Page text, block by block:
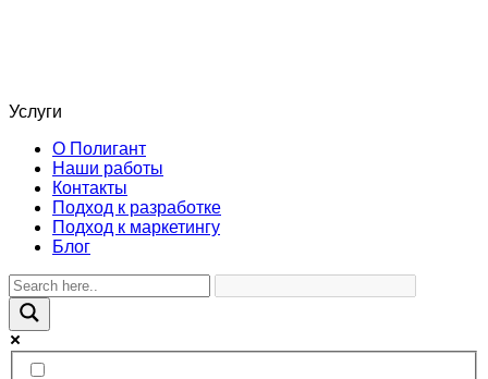
Услуги
О Полигант
Наши работы
Контакты
Подход к разработке
Подход к маркетингу
Блог